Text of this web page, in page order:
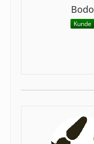
Bodo
Kunde